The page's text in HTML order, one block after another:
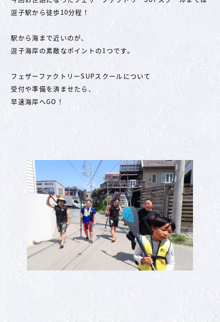
逗子駅から徒歩10分程！
駅から海まで近いのが、
逗子海岸の素敵なポイントの1つです。
フェザーファクトリーSUPスクールについて
受付や準備を済ませたら、
早速海岸へGO！